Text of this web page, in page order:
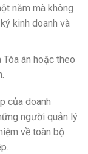
năm mà không
kinh doanh và
án hoặc theo
của doanh
người quản lý
về toàn bộ